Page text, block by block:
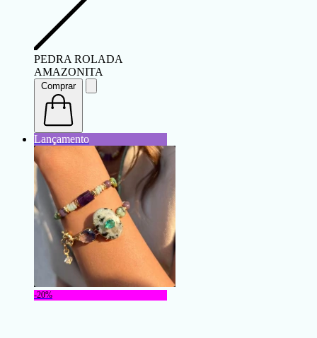
PEDRA ROLADA
AMAZONITA
Comprar
-20%